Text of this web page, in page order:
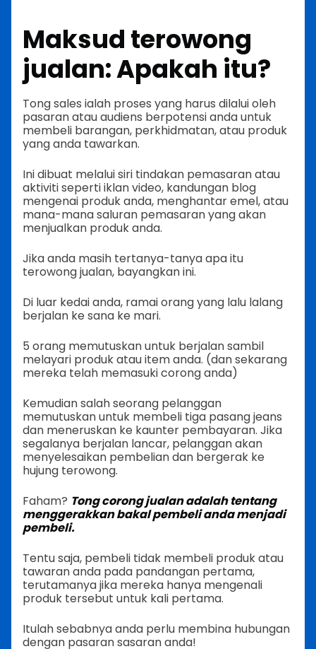
Maksud terowong
jualan: Apakah itu?
Tong sales ialah proses yang harus dilalui oleh
pasaran atau audiens berpotensi anda untuk
membeli barangan, perkhidmatan, atau produk
yang anda tawarkan.
Ini dibuat melalui siri tindakan pemasaran atau
aktiviti seperti iklan video, kandungan blog
mengenai produk anda, menghantar emel, atau
mana-mana saluran pemasaran yang akan
menjualkan produk anda.
Jika anda masih tertanya-tanya apa itu
terowong jualan, bayangkan ini.
Di luar kedai anda, ramai orang yang lalu lalang
berjalan ke sana ke mari.
5 orang memutuskan untuk berjalan sambil
melayari produk atau item anda. (dan sekarang
mereka telah memasuki corong anda)
Kemudian salah seorang pelanggan
memutuskan untuk membeli tiga pasang jeans
dan meneruskan ke kaunter pembayaran. Jika
segalanya berjalan lancar, pelanggan akan
menyelesaikan pembelian dan bergerak ke
hujung terowong.
Faham? Tong corong jualan adalah tentang
menggerakkan bakal pembeli anda menjadi
pembeli.
Tentu saja, pembeli tidak membeli produk atau
tawaran anda pada pandangan pertama,
terutamanya jika mereka hanya mengenali
produk tersebut untuk kali pertama.
Itulah sebabnya anda perlu membina hubungan
dengan pasaran sasaran anda!